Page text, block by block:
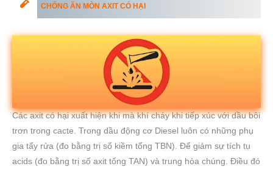
CHỐNG ĂN MÒN AXIT CÓ HẠI
Các axit có hại xuất hiện khi mà khí cháy khi tiếp xúc với dầu bôi
trơn trong cacte. Trong dầu động cơ Diesel luôn có những phụ
gia tẩy rửa (đo bằng trị số kiềm tổng TBN). Để giảm sự tích tụ
acids (đo bằng trị số axit tổng TAN) và trung hòa chúng. Điều đó